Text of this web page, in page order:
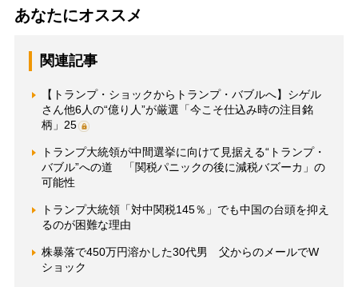
あなたにオススメ
関連記事
【トランプ・ショックからトランプ・バブルへ】シゲル
さん他6人の“億り人”が厳選「今こそ仕込み時の注目銘
柄」25
トランプ大統領が中間選挙に向けて見据える“トランプ・
バブル”への道 「関税パニックの後に減税バズーカ」の
可能性
トランプ大統領「対中関税145％」でも中国の台頭を抑え
るのが困難な理由
株暴落で450万円溶かした30代男 父からのメールでW
ショック